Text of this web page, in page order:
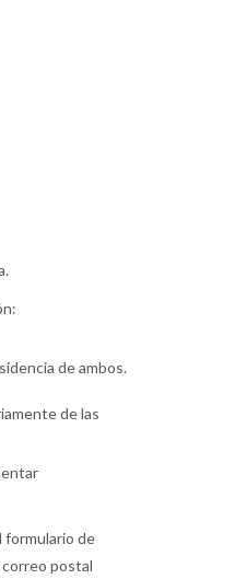
de ambos.
de las
formulario de
postal